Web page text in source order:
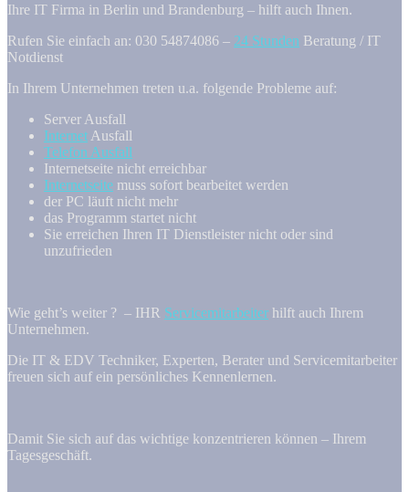
Ihre IT Firma in Berlin und Brandenburg – hilft auch Ihnen.
Rufen Sie einfach an: 030 54874086 – 24 Stunden Beratung / IT
Notdienst
In Ihrem Unternehmen treten u.a. folgende Probleme auf:
Server Ausfall
Internet Ausfall
Telefon Ausfall
Internetseite nicht erreichbar
Internetseite muss sofort bearbeitet werden
der PC läuft nicht mehr
das Programm startet nicht
Sie erreichen Ihren IT Dienstleister nicht oder sind
unzufrieden
Wie geht’s weiter ? – IHR Servicemitarbeiter hilft auch Ihrem
Unternehmen.
Die IT & EDV Techniker, Experten, Berater und Servicemitarbeiter
freuen sich auf ein persönliches Kennenlernen.
Damit Sie sich auf das wichtige konzentrieren können – Ihrem
Tagesgeschäft.